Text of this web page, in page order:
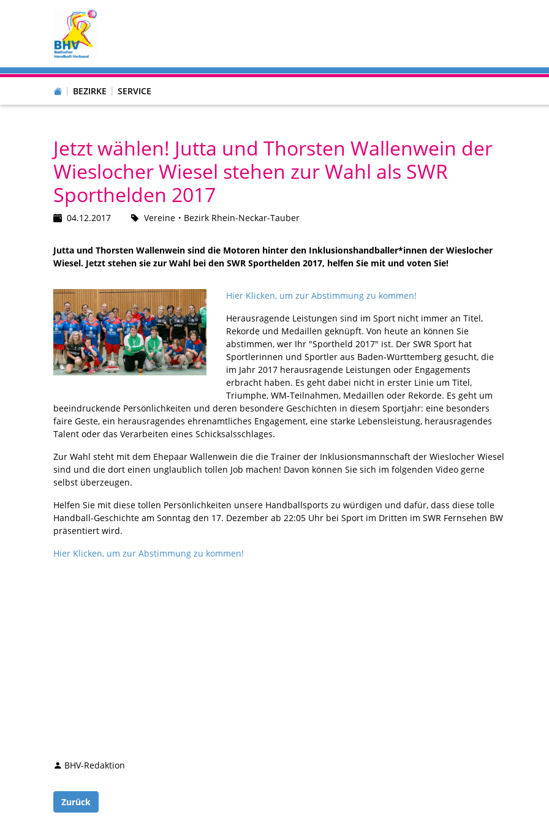
BEZIRKE SERVICE
Jetzt wählen! Jutta und Thorsten Wallenwein der
Wieslocher Wiesel stehen zur Wahl als SWR
Sporthelden 2017
04.12.2017 Vereine Bezirk Rhein-Neckar-Tauber
Jutta und Thorsten Wallenwein sind die Motoren hinter den Inklusionshandballer*innen der Wieslocher
Wiesel. Jetzt stehen sie zur Wahl bei den SWR Sporthelden 2017, helfen Sie mit und voten Sie!
Hier Klicken, um zur Abstimmung zu kommen!
Herausragende Leistungen sind im Sport nicht immer an Titel,
Rekorde und Medaillen geknüpft. Von heute an können Sie
abstimmen, wer Ihr "Sportheld 2017" ist. Der SWR Sport hat
Sportlerinnen und Sportler aus Baden-Württemberg gesucht, die
im Jahr 2017 herausragende Leistungen oder Engagements
erbracht haben. Es geht dabei nicht in erster Linie um Titel,
Triumphe, WM-Teilnahmen, Medaillen oder Rekorde. Es geht um
beeindruckende Persönlichkeiten und deren besondere Geschichten in diesem Sportjahr: eine besonders
faire Geste, ein herausragendes ehrenamtliches Engagement, eine starke Lebensleistung, herausragendes
Talent oder das Verarbeiten eines Schicksalsschlages.
Zur Wahl steht mit dem Ehepaar Wallenwein die die Trainer der Inklusionsmannschaft der Wieslocher Wiesel
sind und die dort einen unglaublich tollen Job machen! Davon können Sie sich im folgenden Video gerne
selbst überzeugen.
Helfen Sie mit diese tollen Persönlichkeiten unsere Handballsports zu würdigen und dafür, dass diese tolle
Handball-Geschichte am Sonntag den 17. Dezember ab 22:05 Uhr bei Sport im Dritten im SWR Fernsehen BW
präsentiert wird.
Hier Klicken, um zur Abstimmung zu kommen!
BHV-Redaktion
Zurück